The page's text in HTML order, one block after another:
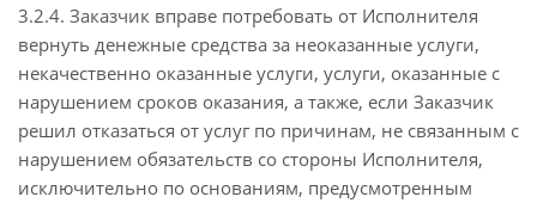
3.2.4. Заказчик вправе потребовать от Исполнителя
вернуть денежные средства за неоказанные услуги,
некачественно оказанные услуги, услуги, оказанные с
нарушением сроков оказания, а также, если Заказчик
решил отказаться от услуг по причинам, не связанным с
нарушением обязательств со стороны Исполнителя,
исключительно по основаниям, предусмотренным